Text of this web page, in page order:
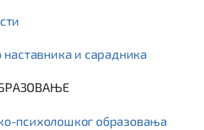
и сарадника
психолошког образовања